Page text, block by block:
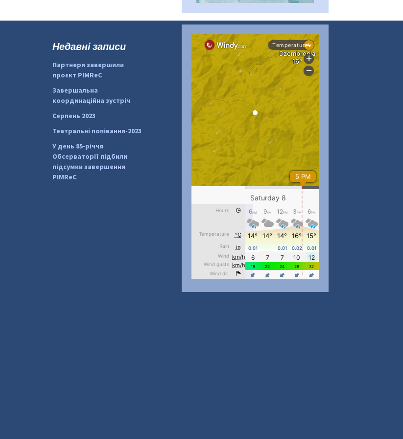
#PipIvanToday...
pimrec_project
#PipIvanToday ...
pimrec_project
Недавні записи
Партнери завершили
проєкт PIMReC
Завершальна
координаційна зустріч
Серпень 2023
Театральні попівання-2023
У день 85-річчя
Обсерваторії підбили
підсумки завершення
PIMReC